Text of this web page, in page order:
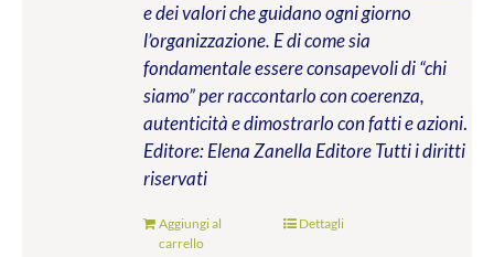
e dei valori che guidano ogni giorno
l’organizzazione. E di come sia
fondamentale essere consapevoli di “chi
siamo” per raccontarlo con coerenza,
autenticità e dimostrarlo con fatti e azioni.
Editore: Elena Zanella EditoreTutti i diritti
riservati
Aggiungi al
carrello
Dettagli